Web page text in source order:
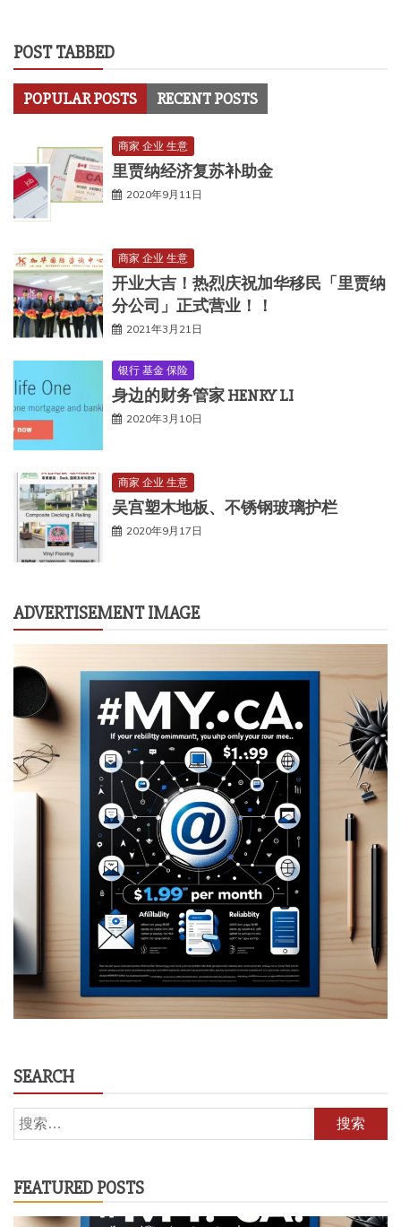
POST TABBED
POPULAR POSTS RECENT POSTS
商家 企业 生意
里贾纳经济复苏补助金
2020年9月11日
商家 企业 生意
开业大吉！热烈庆祝加华移民「里贾纳
分公司」正式营业！！
2021年3月21日
银行 基金 保险
身边的财务管家 HENRY LI
2020年3月10日
商家 企业 生意
吴宫塑木地板、不锈钢玻璃护栏
2020年9月17日
ADVERTISEMENT IMAGE
SEARCH
搜
索：
FEATURED POSTS